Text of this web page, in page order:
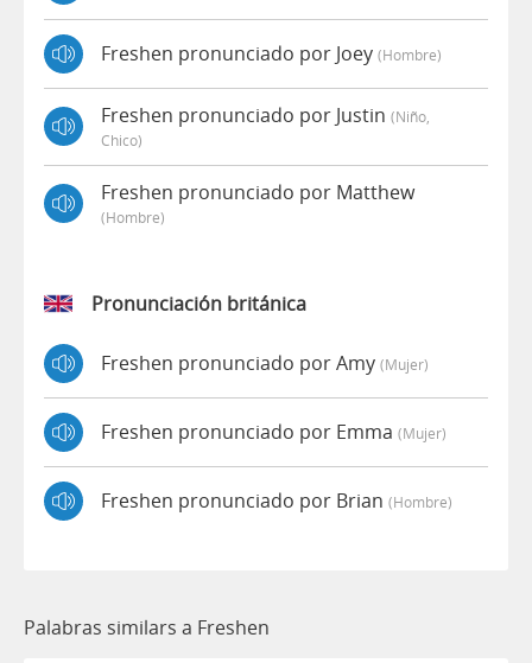
Freshen pronunciado por Joey (hombre)
Freshen pronunciado por Justin (niño,
Chico)
Freshen pronunciado por Matthew
(hombre)
Pronunciación británica
Freshen pronunciado por Amy (mujer)
Freshen pronunciado por Emma (mujer)
Freshen pronunciado por Brian (hombre)
Palabras similars a Freshen